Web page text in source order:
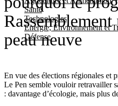
Santé
Technologies
Energie, Environnement et
Défense
peau neuve
En vue des élections régionales et
Le Pen semble vouloir retravailler
: davantage d’écologie, mais plus